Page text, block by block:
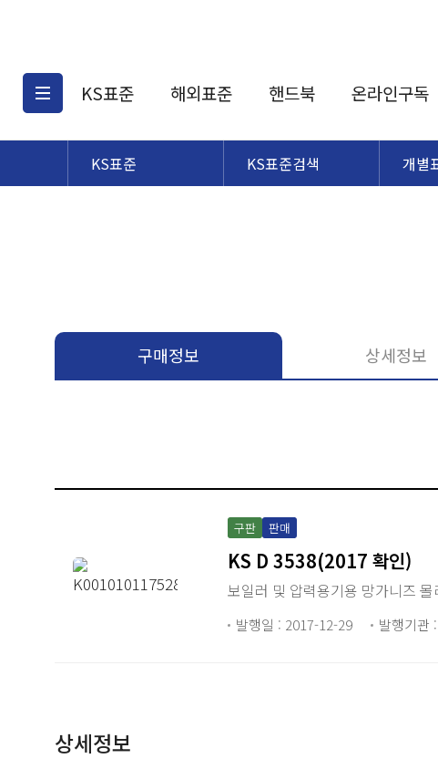
KS표준
KS표준검색
해외표준
해외표준검색
핸드북 온라인구독
KS표준 KS표준검색 개별
구매정보 상세정보
구판 판매
KS D 3538(2017 확인)
보일러 및 압력용기용 망가니즈
발행일 : 2017-12-29 발행기관
상세정보